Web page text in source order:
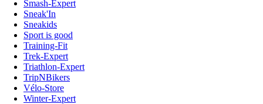
Smash-Expert
Sneak'In
Sneakids
Sport is good
Training-Fit
Trek-Expert
Triathlon-Expert
TripNBikers
Vélo-Store
Winter-Expert